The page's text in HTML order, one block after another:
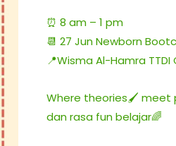
⏰ 8 am – 1 pm
📆 27 Jun Newborn
📍Wisma Al-Hamra TTDI
Where theories🖌️ meet
dan rasa fun belajar🌈